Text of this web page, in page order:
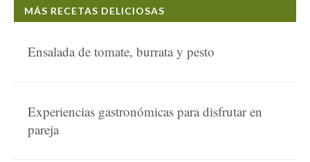
MÁS RECETAS DELICIOSAS
Ensalada de tomate, burrata y pesto
Experiencias gastronómicas para disfrutar en
pareja